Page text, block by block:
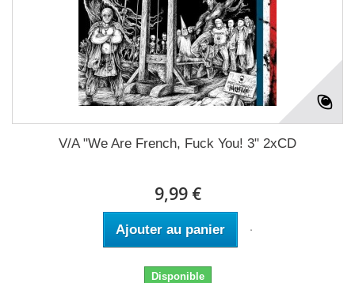
V/A "We Are French, Fuck You! 3" 2xCD
9,99 €
Ajouter au panier
Disponible